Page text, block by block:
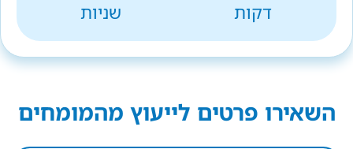
דקות
שניות
השאירו פרטים לייעוץ מהמומחים